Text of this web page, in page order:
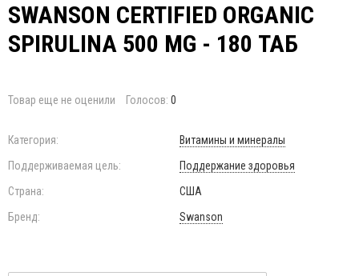
SWANSON CERTIFIED ORGANIC
SPIRULINA 500 MG - 180 ТАБ
Товар еще не оценили Голосов: 0
Категория:
Витамины и минералы
Поддерживаемая цель:
Поддержание здоровья
Страна:
США
Бренд:
Swanson